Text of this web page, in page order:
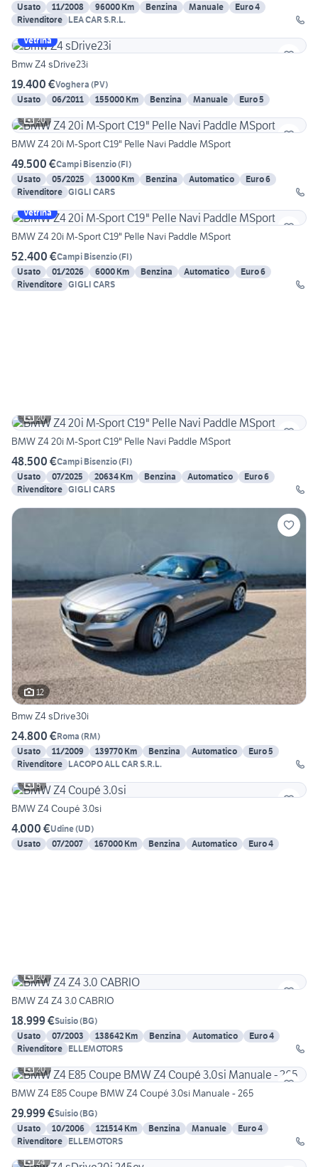
Usato
11/2008 96000 Km Benzina Manuale
Euro 4
Rivenditore LEA CAR S.R.L.
Vetrina
Bmw Z4 sDrive23i
19.400 €Voghera (PV)
Usato
06/2011 155000 Km Benzina Manuale
Euro 5
20
BMW Z4 20i M-Sport C19" Pelle Navi Paddle MSport
49.500 €Campi Bisenzio(FI)
Usato
05/2025 13000 Km Benzina Automatico
Euro 6
Rivenditore GIGLI CARS
Vetrina
BMW Z4 20i M-Sport C19" Pelle Navi Paddle MSport
52.400 €Campi Bisenzio(FI)
Usato
01/2026 6000 Km Benzina Automatico
Euro 6
Rivenditore GIGLI CARS
20
BMW Z4 20i M-Sport C19" Pelle Navi Paddle MSport
48.500 €Campi Bisenzio(FI)
Usato
07/2025 20634 Km Benzina Automatico
Euro 6
Rivenditore GIGLI CARS
12
Bmw Z4 sDrive30i
24.800 €Roma (RM)
Usato
11/2009 139770 Km Benzina Automatico
Euro 5
Rivenditore LACOPO ALL CAR S.R.L.
5
BMW Z4 Coupé 3.0si
4.000 €Udine(UD)
Usato
07/2007 167000 Km Benzina Automatico Euro 4
20
BMW Z4 Z4 3.0 CABRIO
18.999 €Suisio(BG)
Usato
07/2003 138642 Km Benzina Automatico
Euro 4
Rivenditore ELLEMOTORS
20
BMW Z4 E85 Coupe BMW Z4 Coupé 3.0si Manuale - 265
29.999 €Suisio(BG)
Usato
10/2006 121514 Km Benzina Manuale
Euro 4
Rivenditore ELLEMOTORS
24